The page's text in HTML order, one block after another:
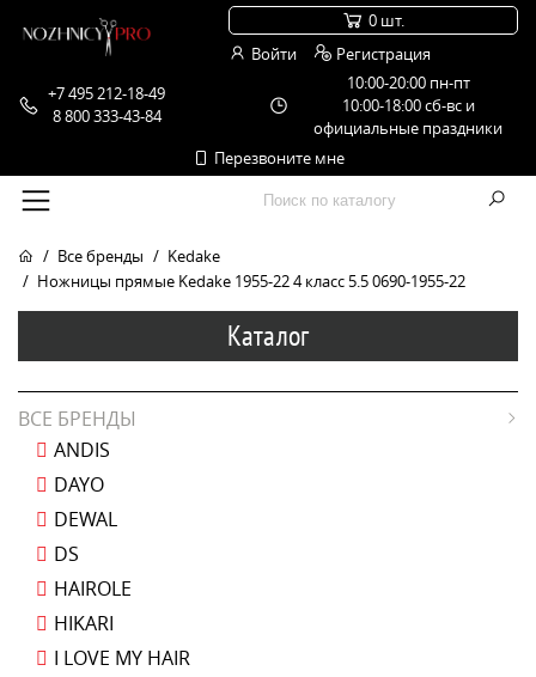
+7 495 212-18-49
8 800 333-43-84
10:00-20:00 пн-пт
10:00-18:00 сб-вс и
официальные праздники
Перезвоните мне
0 шт.
Войти
Регистрация
Все бренды
Kedake
Ножницы прямые Kedake 1955-22 4 класс 5.5 0690-1955-22
Каталог
ВСЕ БРЕНДЫ
ANDIS
DAYO
DEWAL
DS
HAIROLE
HIKARI
I LOVE MY HAIR